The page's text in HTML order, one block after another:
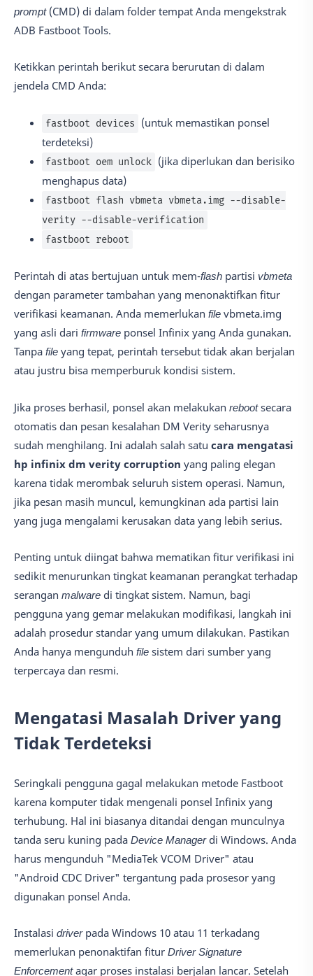
prompt(CMD) di dalam folder tempat Anda mengekstrak
ADB Fastboot Tools.
Ketikkan perintah berikut secara berurutan di dalam
jendela CMD Anda:
fastboot devices
(untuk memastikan ponsel
terdeteksi)
fastboot oem unlock (jika diperlukan dan berisiko
menghapus data)
fastboot flash vbmeta vbmeta.img --disable-
verity --disable-verification
fastboot reboot
Perintah di atas bertujuan untuk mem-flash partisi vbmeta
dengan parameter tambahan yang menonaktifkan fitur
verifikasi keamanan. Anda memerlukan file vbmeta.img
yang asli dari firmware ponsel Infinix yang Anda gunakan.
Tanpa file yang tepat, perintah tersebut tidak akan berjalan
atau justru bisa memperburuk kondisi sistem.
Jika proses berhasil, ponsel akan melakukan rebootsecara
otomatis dan pesan kesalahan DM Verity seharusnya
sudah menghilang. Ini adalah salah satu cara mengatasi
hp infinix dm verity corruption yang paling elegan
karena tidak merombak seluruh sistem operasi. Namun,
jika pesan masih muncul, kemungkinan ada partisi lain
yang juga mengalami kerusakan data yang lebih serius.
Penting untuk diingat bahwa mematikan fitur verifikasi ini
sedikit menurunkan tingkat keamanan perangkat terhadap
serangan malware di tingkat sistem. Namun, bagi
pengguna yang gemar melakukan modifikasi, langkah ini
adalah prosedur standar yang umum dilakukan. Pastikan
Anda hanya mengunduh file sistem dari sumber yang
terpercaya dan resmi.
Mengatasi Masalah Driver yang
Tidak Terdeteksi
Seringkali pengguna gagal melakukan metode Fastboot
karena komputer tidak mengenali ponsel Infinix yang
terhubung. Hal ini biasanya ditandai dengan munculnya
tanda seru kuning pada Device Managerdi Windows. Anda
harus mengunduh "MediaTek VCOM Driver" atau
"Android CDC Driver" tergantung pada prosesor yang
digunakan ponsel Anda.
Instalasi driverpada Windows 10 atau 11 terkadang
memerlukan penonaktifan fitur Driver Signature
Enforcementagar proses instalasi berjalan lancar. Setelah